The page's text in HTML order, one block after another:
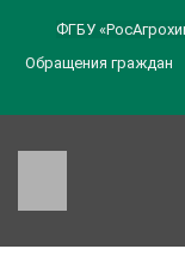
ФГБУ
Обращения граждан